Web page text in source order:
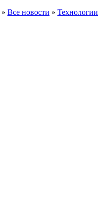
» Все новости » Технологии